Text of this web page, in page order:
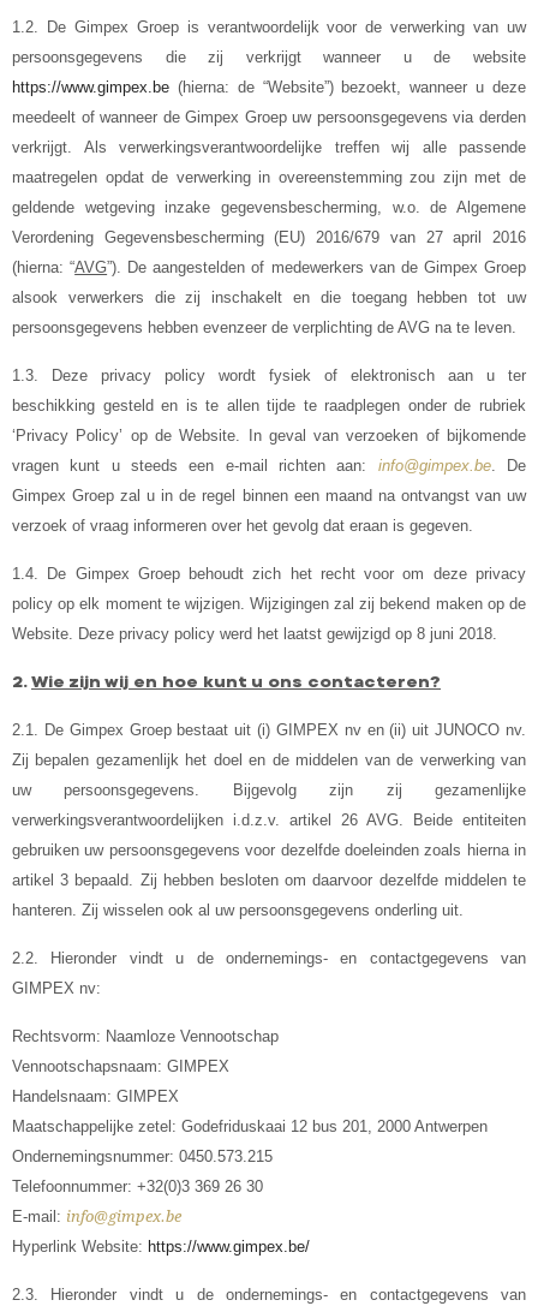
1.2. De Gimpex Groep is verantwoordelijk voor de verwerking van uw
persoonsgegevens die zij verkrijgt wanneer u de website
https://www.gimpex.be (hierna: de “Website”) bezoekt, wanneer u deze
meedeelt of wanneer de Gimpex Groep uw persoonsgegevens via derden
verkrijgt. Als verwerkingsverantwoordelijke treffen wij alle passende
maatregelen opdat de verwerking in overeenstemming zou zijn met de
geldende wetgeving inzake gegevensbescherming, w.o. de Algemene
Verordening Gegevensbescherming (EU) 2016/679 van 27 april 2016
(hierna: “AVG”). De aangestelden of medewerkers van de Gimpex Groep
alsook verwerkers die zij inschakelt en die toegang hebben tot uw
persoonsgegevens hebben evenzeer de verplichting de AVG na te leven.
1.3. Deze privacy policy wordt fysiek of elektronisch aan u ter
beschikking gesteld en is te allen tijde te raadplegen onder de rubriek
‘Privacy Policy’ op de Website. In geval van verzoeken of bijkomende
vragen kunt u steeds een e-mail richten aan: info@gimpex.be. De
Gimpex Groep zal u in de regel binnen een maand na ontvangst van uw
verzoek of vraag informeren over het gevolg dat eraan is gegeven.
1.4. De Gimpex Groep behoudt zich het recht voor om deze privacy
policy op elk moment te wijzigen. Wijzigingen zal zij bekend maken op de
Website. Deze privacy policy werd het laatst gewijzigd op 8 juni 2018
2.Wie zijn wij en hoe kunt u ons contacteren?
2.1. De Gimpex Groep bestaat uit (i) GIMPEX nv en (ii) uit JUNOCO nv.
Zij bepalen gezamenlijk het doel en de middelen van de verwerking van
uw persoonsgegevens. Bijgevolg zijn zij gezamenlijke
verwerkingsverantwoordelijken i.d.z.v. artikel 26 AVG. Beide entiteiten
gebruiken uw persoonsgegevens voor dezelfde doeleinden zoals hierna in
artikel 3 bepaald. Zij hebben besloten om daarvoor dezelfde middelen te
hanteren. Zij wisselen ook al uw persoonsgegevens onderling uit.
2.2. Hieronder vindt u de ondernemings- en contactgegevens van
GIMPEX nv:
Rechtsvorm: Naamloze Vennootschap
Vennootschapsnaam: GIMPEX
Handelsnaam: GIMPEX
Maatschappelijke zetel: Godefriduskaai 12 bus 201, 2000 Antwerpen
Ondernemingsnummer: 0450.573.215
Telefoonnummer: +32(0)3 369 26 30
E-mail: info@gimpex.be
Hyperlink Website: https://www.gimpex.be/
2.3. Hieronder vindt u de ondernemings- en contactgegevens van